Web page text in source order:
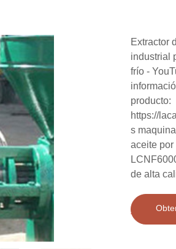
Extractor
industrial
frío -
producto:
https://
s
aceite por
de alta